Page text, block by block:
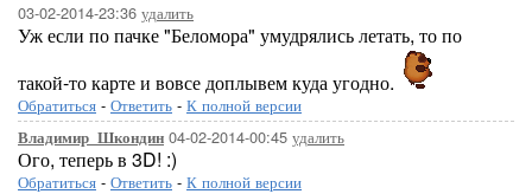
03-02-2014-23:36 удалить
Уж если по пачке "Беломора" умудрялись летать, то по
такой-то карте и вовсе доплывем куда угодно.
Обратиться - Ответить - К полной версии
Владимир_Шкондин 04-02-2014-00:45 удалить
Ого, теперь в 3D! :)
Обратиться - Ответить - К полной версии